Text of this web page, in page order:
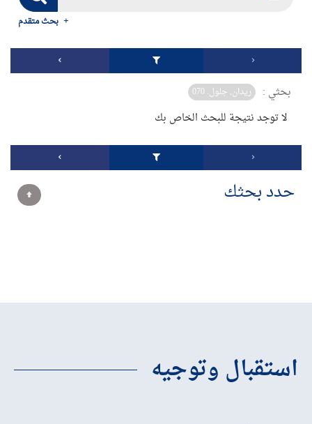
بحث متقدم
بحثي : ريدان, جلول. 070
لا توجد نتيجة للبحث الخاص بك
حدد بحثك
استقبال وتوجيه